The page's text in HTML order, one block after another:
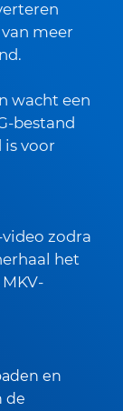
meer
wacht een
bestand
voor
zodra
het
en
de